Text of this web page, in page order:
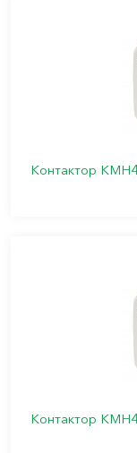
Контактор
Контактор